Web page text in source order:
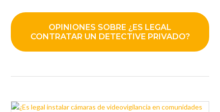
OPINIONES SOBRE ¿ES LEGAL
CONTRATAR UN DETECTIVE PRIVADO?